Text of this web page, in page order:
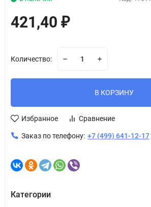
421,40 ₽
Количество:
В КОРЗИНУ
Избранное Сравнение
Заказ по телефону: +7 (499) 641-12-17
Категории